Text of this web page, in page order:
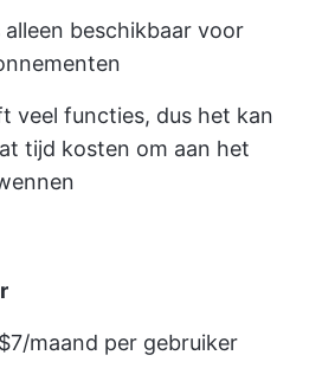
alleen beschikbaar voor
veel functies, dus het kan
tijd kosten om aan het
$7/maand per gebruiker